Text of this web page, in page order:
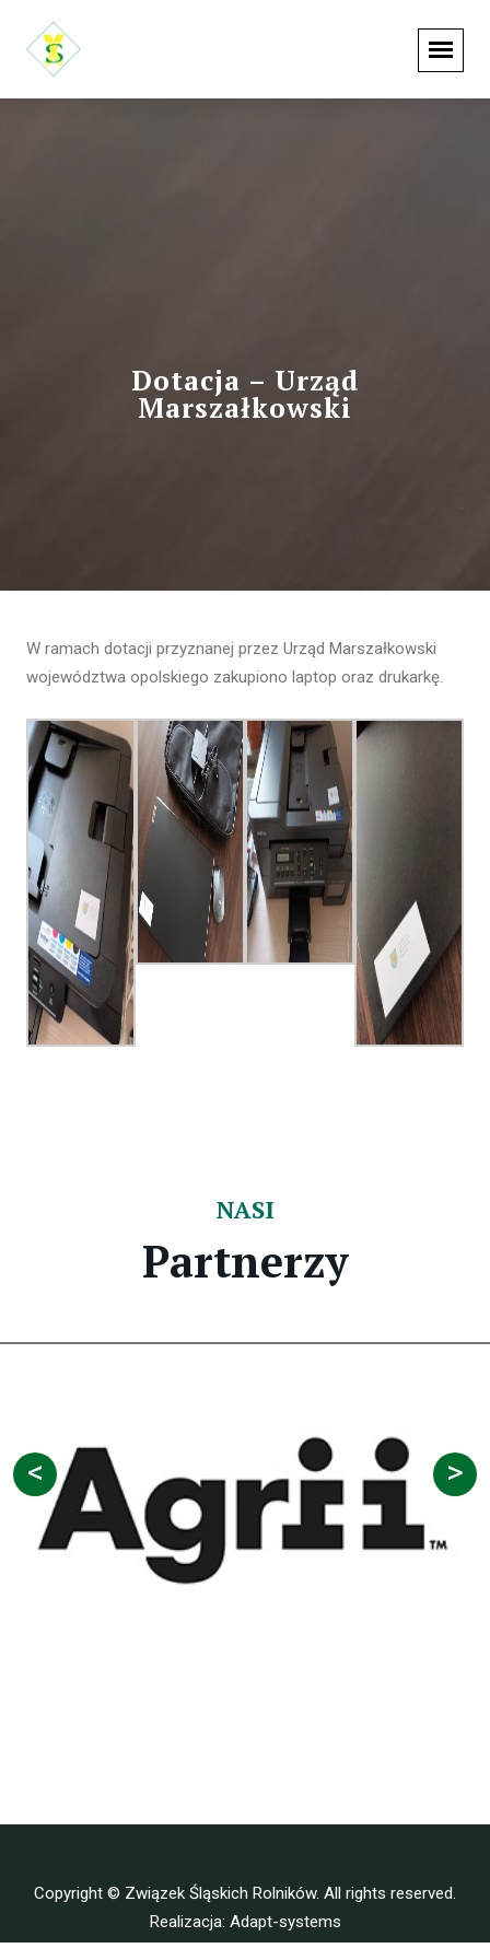
Dotacja – Urząd
Marszałkowski
W ramach dotacji przyznanej przez Urząd Marszałkowski
województwa opolskiego zakupiono laptop oraz drukarkę.
NASI
Partnerzy
Copyright © Związek Śląskich Rolników. All rights reserved.
Realizacja: Adapt-systems